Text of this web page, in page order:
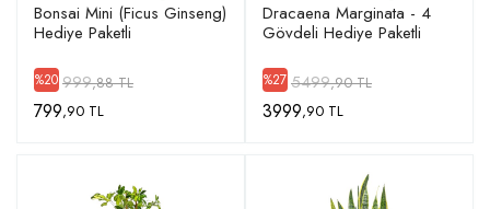
Bonsai Mini (Ficus Ginseng)
Hediye Paketli
%20 999,88 TL
799,90 TL
Dracaena Marginata - 4
Gövdeli Hediye Paketli
%27 5499,90 TL
3999,90 TL